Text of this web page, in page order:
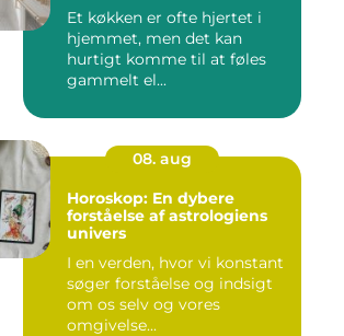
Et køkken er ofte hjertet i
hjemmet, men det kan
hurtigt komme til at føles
gammelt el...
08. aug
Horoskop: En dybere
forståelse af astrologiens
univers
I en verden, hvor vi konstant
søger forståelse og indsigt
om os selv og vores
omgivelse...